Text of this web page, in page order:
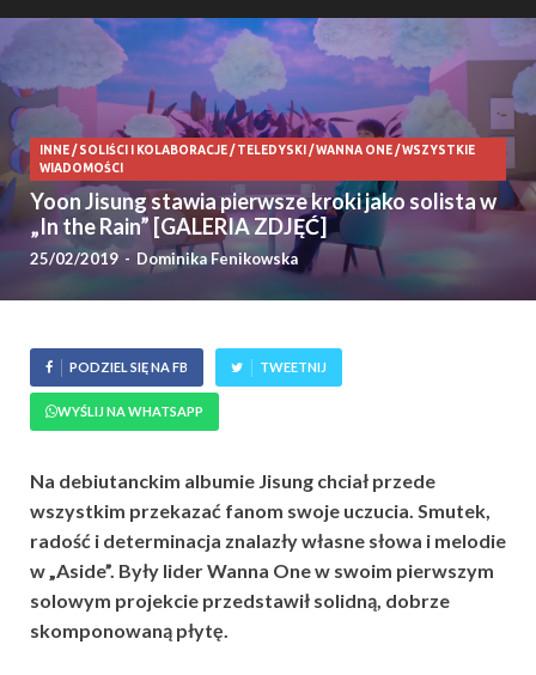
INNE/SOLIŚCI I KOLABORACJE/TELEDYSKI /WANNA ONE/WSZYSTKIE
WIADOMOŚCI
Yoon Jisung stawia pierwsze kroki jako solista w
„In the Rain” [GALERIA ZDJĘĆ]
25/02/2019 - Dominika Fenikowska
PODZIEL SIĘ NA FB TWEETNIJ
WYŚLIJ NA WHATSAPP
Na debiutanckim albumie Jisung chciał przede
wszystkim przekazać fanom swoje uczucia. Smutek,
radość i determinacja znalazły własne słowa i melodie
w „Aside”. Były lider Wanna One w swoim pierwszym
solowym projekcie przedstawił solidną, dobrze
skomponowaną płytę.